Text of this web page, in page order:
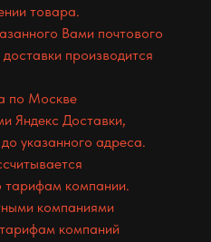
товара.
Вами почтового
производится
по Москве
Яндекс Доставки,
указанного адреса.
тарифам компании.
компаниями
компаний